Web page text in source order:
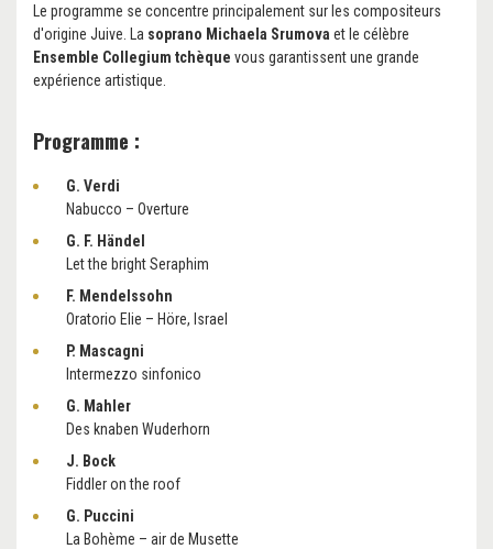
Le programme se concentre principalement sur les compositeurs
d'origine Juive. La soprano Michaela Srumova et le célèbre
Ensemble Collegium tchèque vous garantissent une grande
expérience artistique.
Programme :
G. Verdi
Nabucco – Overture
G. F. Händel
Let the bright Seraphim
F. Mendelssohn
Oratorio Elie – Höre, Israel
P. Mascagni
Intermezzo sinfonico
G. Mahler
Des knaben Wuderhorn
J. Bock
Fiddler on the roof
G. Puccini
La Bohème – air de Musette